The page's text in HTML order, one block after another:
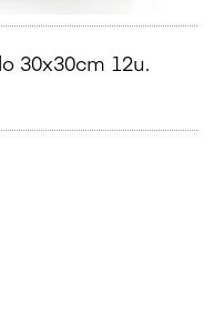
30x30cm 12u.